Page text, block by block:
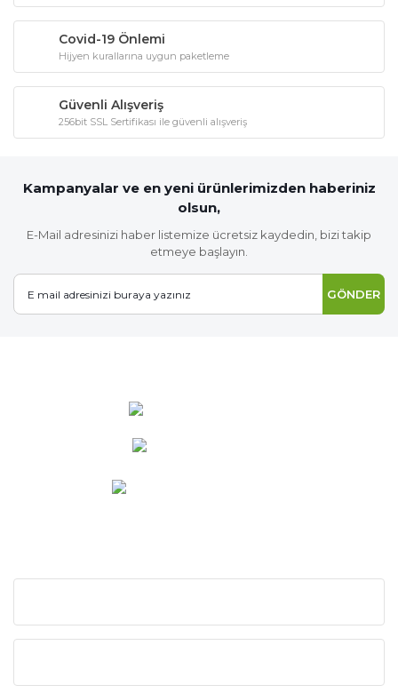
Covid-19 Önlemi
Hijyen kurallarına uygun paketleme
Güvenli Alışveriş
256bit SSL Sertifikası ile güvenli alışveriş
Kampanyalar ve en yeni ürünlerimizden haberiniz
olsun,
E-Mail adresinizi haber listemize ücretsiz kaydedin, bizi takip
etmeye başlayın.
GÖNDER